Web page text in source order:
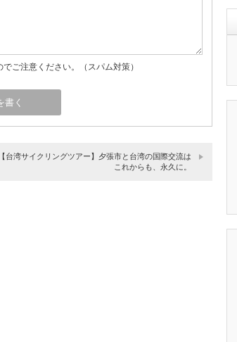
ご注意ください。（スパム対策）
【台湾サイクリングツアー】夕張市と台湾の国際交流は
これからも、永久に。